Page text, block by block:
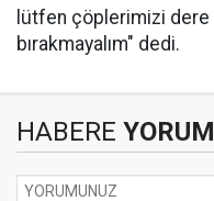
lütfen çöplerimizi dere
bırakmayalım" dedi.
HABERE